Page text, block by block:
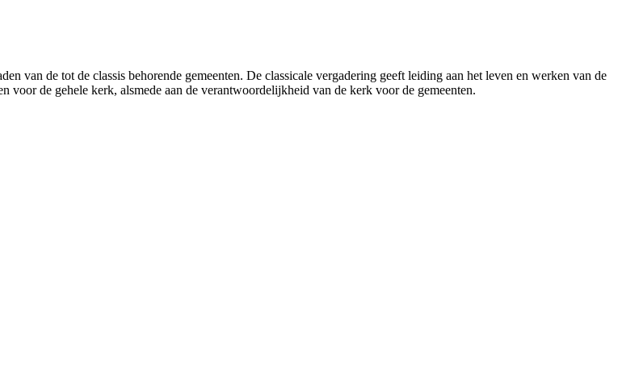
van de tot de classis behorende gemeenten. De classicale vergadering geeft leiding aan het leven en werken van de
voor de gehele kerk, alsmede aan de verantwoordelijkheid van de kerk voor de gemeenten.